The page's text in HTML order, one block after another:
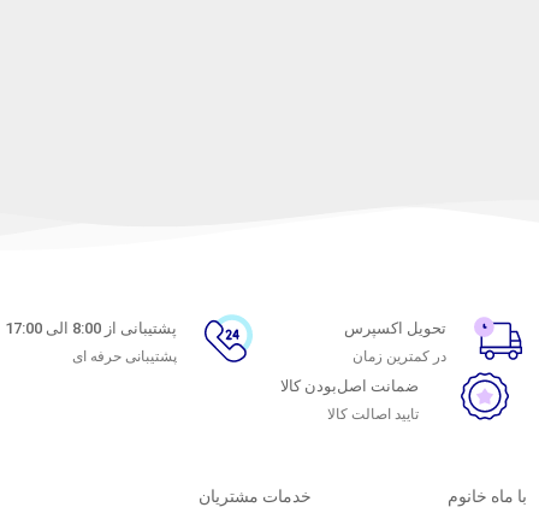
تحویل اکسپرس
در کمترین زمان
پشتیبانی از 8:00 الی 17:00
پشتیبانی حرفه ای
ضمانت اصل‌بودن کالا
تایید اصالت کالا
با ماه خانوم خدمات مشتریان